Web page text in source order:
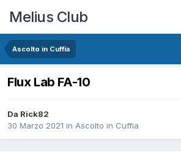
Melius Club
Ascolto in Cuffia
Flux Lab FA-10
Da Rick82
30 Marzo 2021 in Ascolto in Cuffia